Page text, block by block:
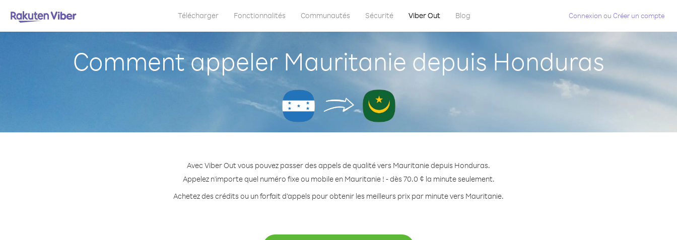
Télécharger Fonctionnalités Communautés Sécurité Viber Out Blog Connexion ou Créer un compte
Comment appeler Mauritanie depuis Honduras
Avec Viber Out vous pouvez passer des appels de qualité vers Mauritanie depuis Honduras.
Appelez n'importe quel numéro fixe ou mobile en Mauritanie ! - dès 70.0 ¢ la minute seulement.
Achetez des crédits ou un forfait d’appels pour obtenir les meilleurs prix par minute vers Mauritanie.